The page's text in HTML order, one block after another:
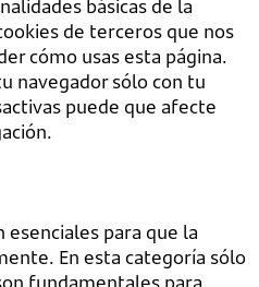
básicas de la
de terceros que nos
cómo usas esta página.
navegador sólo con tu
puede que afecte
esenciales para que la
En esta categoría sólo
fundamentales para